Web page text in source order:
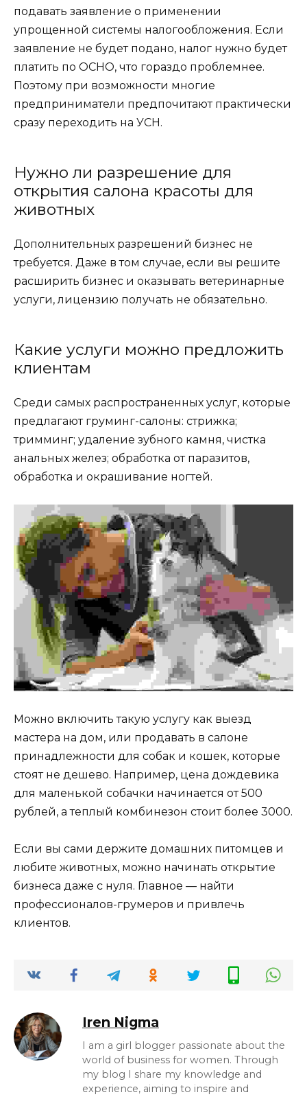
подавать заявление о применении
упрощенной системы налогообложения. Если
заявление не будет подано, налог нужно будет
платить по ОСНО, что гораздо проблемнее.
Поэтому при возможности многие
предприниматели предпочитают практически
сразу переходить на УСН.
Нужно ли разрешение для
открытия салона красоты для
животных
Дополнительных разрешений бизнес не
требуется. Даже в том случае, если вы решите
расширить бизнес и оказывать ветеринарные
услуги, лицензию получать не обязательно.
Какие услуги можно предложить
клиентам
Среди самых распространенных услуг, которые
предлагают груминг-салоны: стрижка;
тримминг; удаление зубного камня, чистка
анальных желез; обработка от паразитов,
обработка и окрашивание ногтей.
Можно включить такую услугу как выезд
мастера на дом, или продавать в салоне
принадлежности для собак и кошек, которые
стоят не дешево. Например, цена дождевика
для маленькой собачки начинается от 500
рублей, а теплый комбинезон стоит более 3000.
Если вы сами держите домашних питомцев и
любите животных, можно начинать открытие
бизнеса даже с нуля. Главное — найти
профессионалов-грумеров и привлечь
клиентов.
Iren Nigma
I am a girl blogger passionate about the
world of business for women. Through
my blog I share my knowledge and
experience, aiming to inspire and